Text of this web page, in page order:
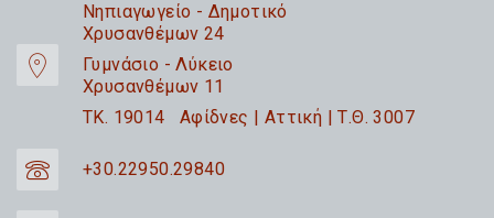
Nηπιαγωγείο - Δημοτικό
Χρυσανθέμων 24
Γυμνάσιο - Λύκειο
Χρυσανθέμων 11
TK. 19014 Αφίδνες | Αττική | Τ.Θ. 3007
+30.22950.29840